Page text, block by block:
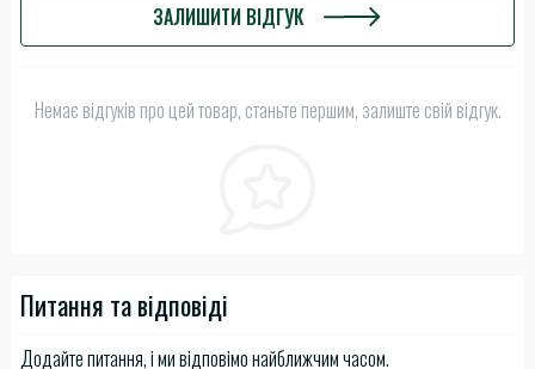
ЗАЛИШИТИ ВІДГУК
Немає відгуків про цей товар, станьте першим, залиште свій відгук.
Питання та відповіді
Додайте питання, і ми відповімо найближчим часом.